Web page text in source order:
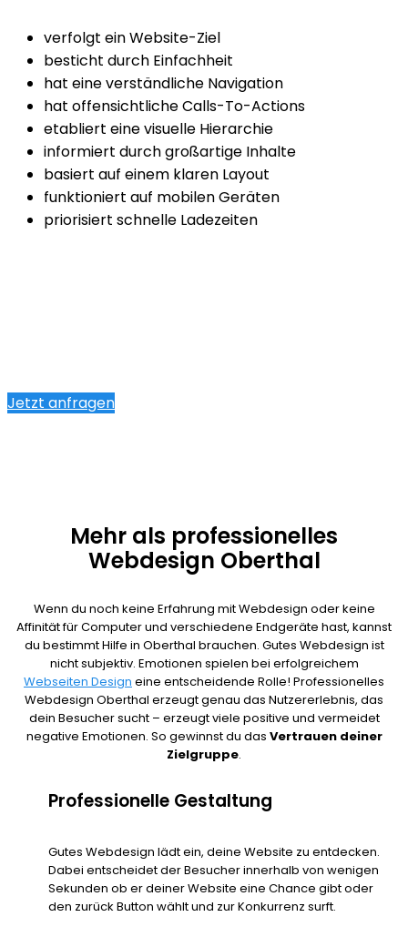
verfolgt ein Website-Ziel
besticht durch Einfachheit
hat eine verständliche Navigation
hat offensichtliche Calls-To-Actions
etabliert eine visuelle Hierarchie
informiert durch großartige Inhalte
basiert auf einem klaren Layout
funktioniert auf mobilen Geräten
priorisiert schnelle Ladezeiten
Jetzt anfragen
Mehr als professionelles
Webdesign Oberthal
Wenn du noch keine Erfahrung mit Webdesign oder keine
Affinität für Computer und verschiedene Endgeräte hast, kannst
du bestimmt Hilfe in Oberthal brauchen. Gutes Webdesign ist
nicht subjektiv. Emotionen spielen bei erfolgreichem
Webseiten Design eine entscheidende Rolle! Professionelles
Webdesign Oberthal erzeugt genau das Nutzererlebnis, das
dein Besucher sucht – erzeugt viele positive und vermeidet
negative Emotionen. So gewinnst du das Vertrauen deiner
Zielgruppe.
Professionelle Gestaltung
Gutes Webdesign lädt ein, deine Website zu entdecken.
Dabei entscheidet der Besucher innerhalb von wenigen
Sekunden ob er deiner Website eine Chance gibt oder
den zurück Button wählt und zur Konkurrenz surft.